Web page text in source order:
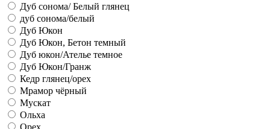
Дуб сонома/ Белый глянец
дуб сонома/белый
Дуб Юкон
Дуб Юкон, Бетон темный
Дуб юкон/Ателье темное
Дуб Юкон/Гранж
Кедр глянец/орех
Мрамор чёрный
Мускат
Ольха
Орех